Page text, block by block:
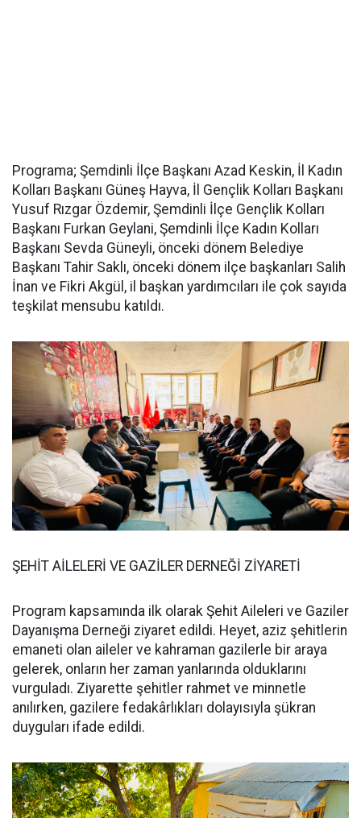
Programa; Şemdinli İlçe Başkanı Azad Keskin, İl Kadın
Kolları Başkanı Güneş Hayva, İl Gençlik Kolları Başkanı
Yusuf Rızgar Özdemir, Şemdinli İlçe Gençlik Kolları
Başkanı Furkan Geylani, Şemdinli İlçe Kadın Kolları
Başkanı Sevda Güneyli, önceki dönem Belediye
Başkanı Tahir Saklı, önceki dönem ilçe başkanları Salih
İnan ve Fikri Akgül, il başkan yardımcıları ile çok sayıda
teşkilat mensubu katıldı.
ŞEHİT AİLELERİ VE GAZİLER DERNEĞİ ZİYARETİ
Program kapsamında ilk olarak Şehit Aileleri ve Gaziler
Dayanışma Derneği ziyaret edildi. Heyet, aziz şehitlerin
emaneti olan aileler ve kahraman gazilerle bir araya
gelerek, onların her zaman yanlarında olduklarını
vurguladı. Ziyarette şehitler rahmet ve minnetle
anılırken, gazilere fedakârlıkları dolayısıyla şükran
duyguları ifade edildi.